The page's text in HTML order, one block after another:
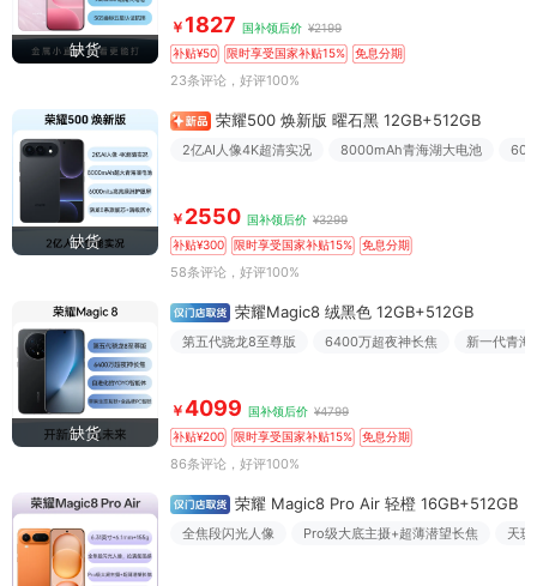
缺货
￥ 1827 国补领后价 ¥2199
补贴¥50
限时享受国家补贴15% 免息分期
23条评论 ，好评100%
缺货
荣耀500 焕新版 曜石黑 12GB+512GB
2亿AI人像4K超清实况 8000mAh青海湖大电池
￥ 2550 国补领后价 ¥3299
补贴¥300
限时享受国家补贴15% 免息分期
58条评论 ，好评100%
缺货
荣耀Magic8 绒黑色 12GB+512GB
第五代骁龙8至尊版 6400万超夜神长焦 新一代青海
￥4099 国补领后价 ¥4799
补贴¥200
限时享受国家补贴15% 免息分期
86条评论 ，好评100%
荣耀 Magic8 Pro Air 轻橙 16GB+512GB
全焦段闪光人像 Pro级大底主摄+超薄潜望长焦 天